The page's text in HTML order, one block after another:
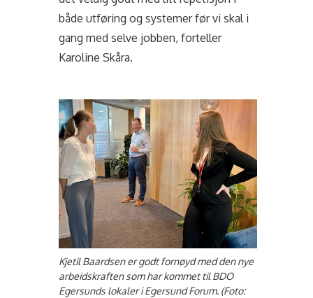
både utføring og systemer før vi skal i
gang med selve jobben, forteller
Karoline Skåra.
Kjetil Baardsen er godt fornøyd med den nye
arbeidskraften som har kommet til BDO
Egersunds lokaler i Egersund Forum. (Foto: